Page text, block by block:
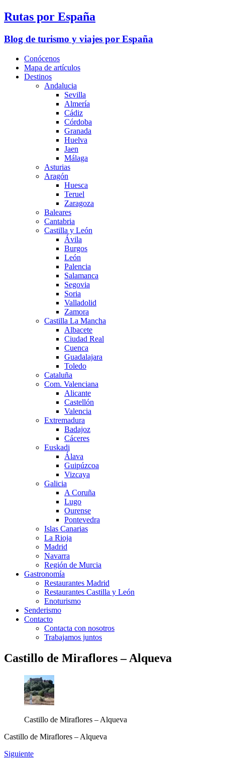
Rutas por España
Blog de turismo y viajes por España
Conócenos
Mapa de artículos
Destinos
Andalucia
Sevilla
Almería
Cádiz
Córdoba
Granada
Huelva
Jaen
Málaga
Asturias
Aragón
Huesca
Teruel
Zaragoza
Baleares
Cantabria
Castilla y León
Ávila
Burgos
León
Palencia
Salamanca
Segovia
Soria
Valladolid
Zamora
Castilla La Mancha
Albacete
Ciudad Real
Cuenca
Guadalajara
Toledo
Cataluña
Com. Valenciana
Alicante
Castellón
Valencia
Extremadura
Badajoz
Cáceres
Euskadi
Álava
Guipúzcoa
Vizcaya
Galicia
A Coruña
Lugo
Ourense
Pontevedra
Islas Canarias
La Rioja
Madrid
Navarra
Región de Murcia
Gastronomía
Restaurantes Madrid
Restaurantes Castilla y León
Enoturismo
Senderismo
Contacto
Contacta con nosotros
Trabajamos juntos
Castillo de Miraflores – Alqueva
Castillo de Miraflores – Alqueva
Castillo de Miraflores – Alqueva
Siguiente